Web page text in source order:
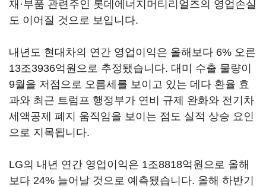
재·부품 관련주인 롯데에너지머티리얼즈의 영업손실
도 이어질 것으로 보입니다.
내년도 현대차의 연간 영업이익은 올해보다 6% 오른
13조3936억원으로 추정됐습니다. 대미 수출 물량이
9월을 저점으로 오름세를 보이고 있는 데다 환율 효
과와 최근 트럼프 행정부가 연비 규제 완화와 전기차
세액공제 폐지 움직임을 보이는 점도 실적 상승 요인
으로 지목됩니다.
LG의 내년 연간 영업이익은 1조8818억원으로 올해
보다 24% 늘어날 것으로 예측됐습니다. 올해 하반기